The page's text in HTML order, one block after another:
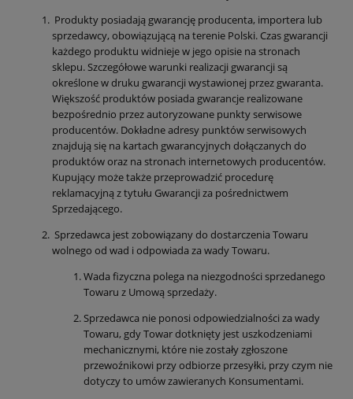
Produkty posiadają gwarancję producenta, importera lub
sprzedawcy, obowiązującą na terenie Polski. Czas gwarancji
każdego produktu widnieje w jego opisie na stronach
sklepu. Szczegółowe warunki realizacji gwarancji są
określone w druku gwarancji wystawionej przez gwaranta.
Większość produktów posiada gwarancje realizowane
bezpośrednio przez autoryzowane punkty serwisowe
producentów. Dokładne adresy punktów serwisowych
znajdują się na kartach gwarancyjnych dołączanych do
produktów oraz na stronach internetowych producentów.
Kupujący może także przeprowadzić procedurę
reklamacyjną z tytułu Gwarancji za pośrednictwem
Sprzedającego.
Sprzedawca jest zobowiązany do dostarczenia Towaru
wolnego od wad i odpowiada za wady Towaru.
Wada fizyczna polega na niezgodności sprzedanego
Towaru z Umową sprzedaży.
Sprzedawca nie ponosi odpowiedzialności za wady
Towaru, gdy Towar dotknięty jest uszkodzeniami
mechanicznymi, które nie zostały zgłoszone
przewoźnikowi przy odbiorze przesyłki, przy czym nie
dotyczy to umów zawieranych Konsumentami.